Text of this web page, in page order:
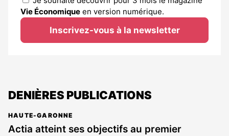
Vie Économique en version numérique.
Inscrivez-vous à la newsletter
DENIÈRES PUBLICATIONS
HAUTE-GARONNE
Actia atteint ses objectifs au premier